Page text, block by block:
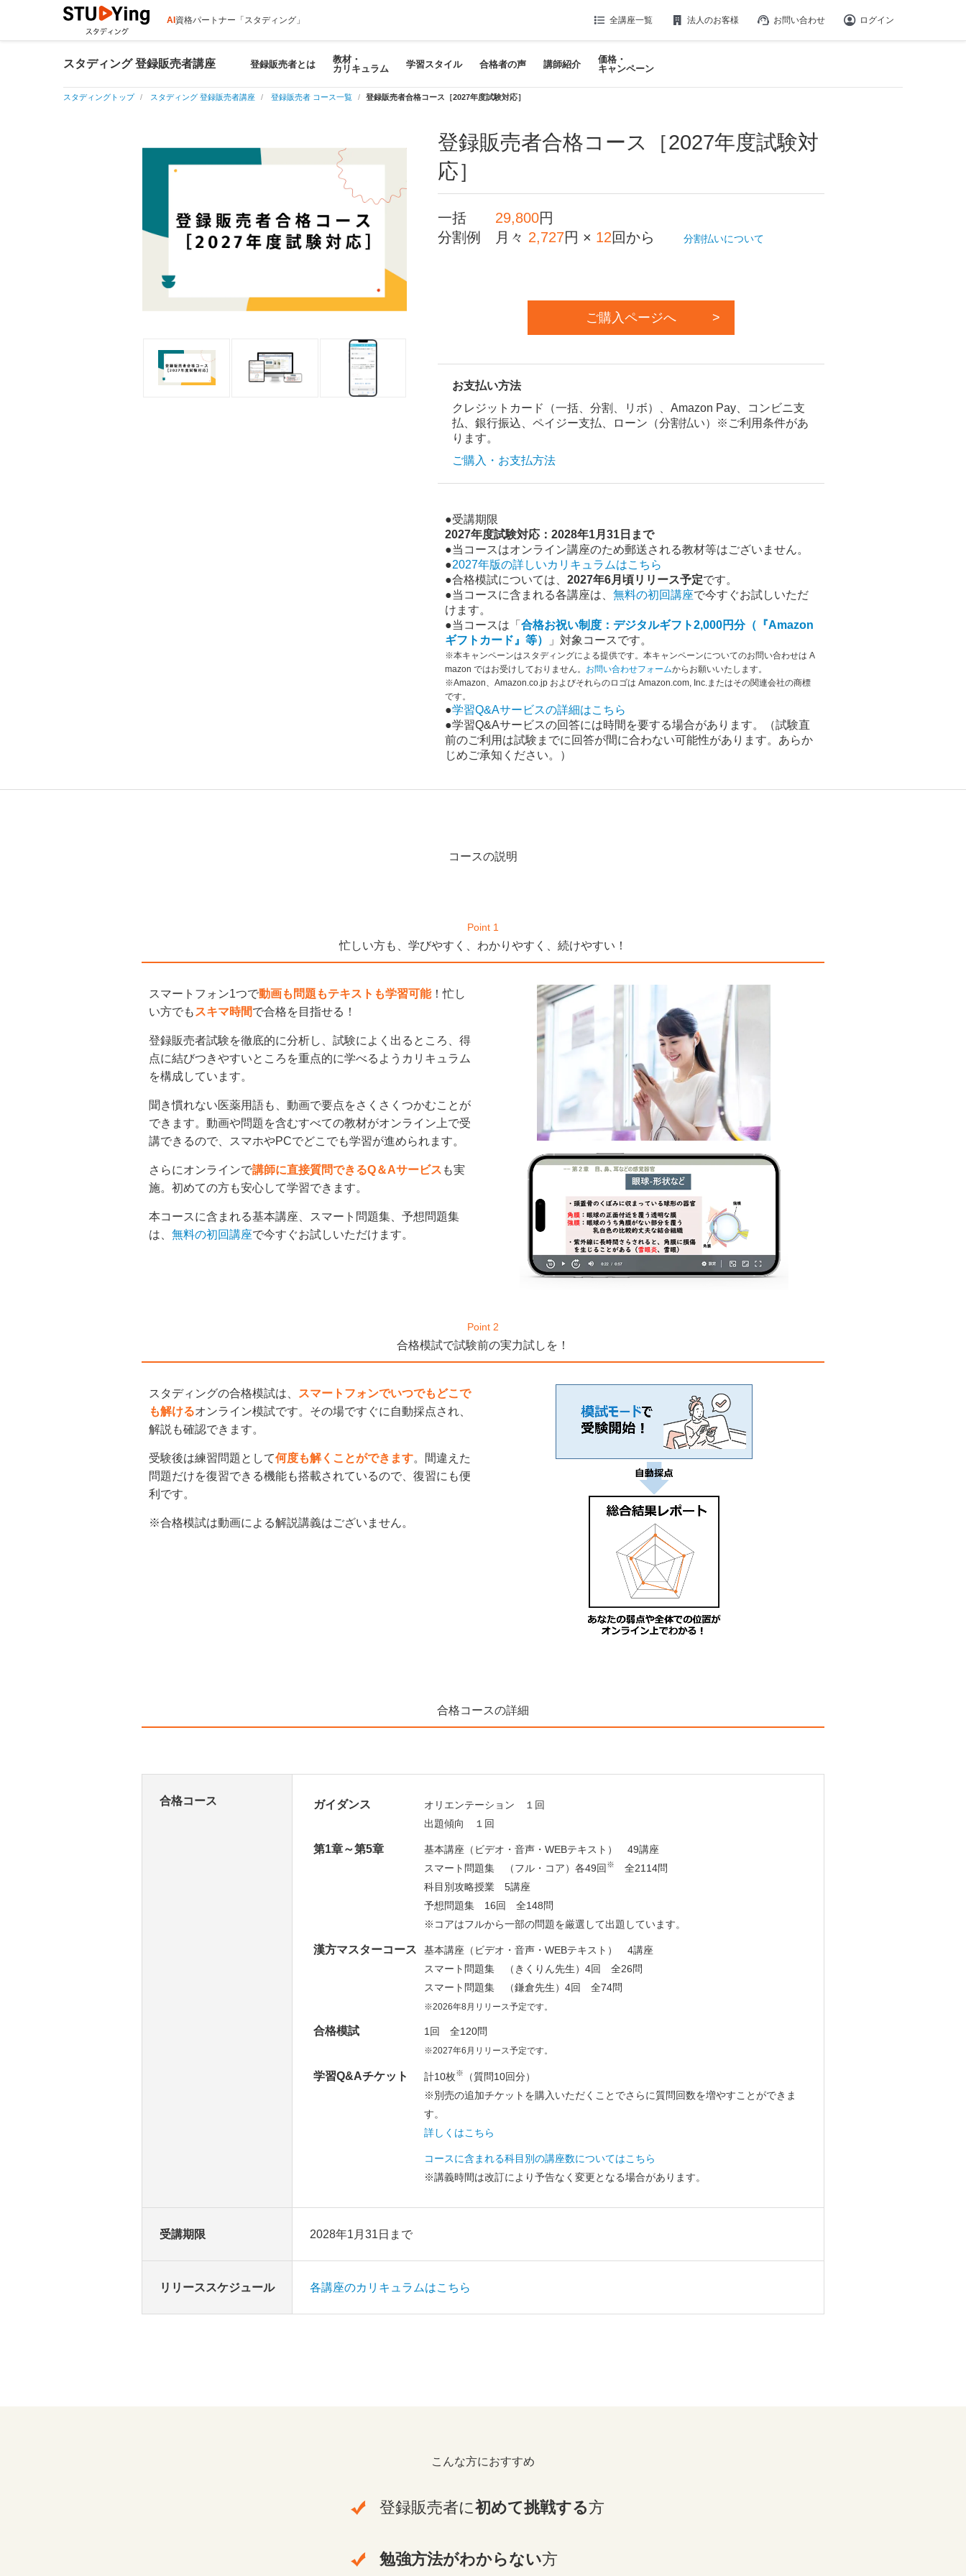
AI 資格パートナー「スタディング」 全講座一覧 法人のお客様 お問い合わせ ログイン
スタディング 登録販売者講座 登録販売者とは
教材・
カリキュラム
学習スタイル 合格者の声 講師紹介
価格・
キャンペーン
スタディングトップ スタディング 登録販売者講座 登録販売者 コース一覧 登録販売者合格コース［2027年度試験対応］
登録販売者合格コース［2027年度試験対
応］
一括 29,800円
分割例
月々 2,727円 × 12回から 分割払いについて
ご購入ページへ
お支払い方法
クレジットカード（一括、分割、リボ）、Amazon Pay、コンビニ支
払、銀行振込、ペイジー支払、ローン（分割払い）※ご利用条件があ
ります。
ご購入・お支払方法
●受講期限
2027年度試験対応：2028年1月31日まで
●当コースはオンライン講座のため郵送される教材等はございません。
●2027年版の詳しいカリキュラムはこちら
●合格模試については、 2027年6月頃リリース予定です。
●当コースに含まれる各講座は、 無料の初回講座で今すぐお試しいただ
けます。
●当コースは「 合格お祝い制度：デジタルギフト2,000円分（『Amazon
ギフトカード』等）
」対象コースです。
※本キャンペーンはスタディングによる提供です。本キャンペーンについてのお問い合わせは A
mazon ではお受けしておりません。 お問い合わせフォームからお願いいたします。
※Amazon、Amazon.co.jp およびそれらのロゴは Amazon.com, Inc.またはその関連会社の商標
です。
●学習Q&Aサービスの詳細はこちら
●学習Q&Aサービスの回答には時間を要する場合があります。（試験直
前のご利用は試験までに回答が間に合わない可能性があります。あらか
じめご承知ください。）
コースの説明
Point 1
忙しい方も、学びやすく、 わかりやすく、続けやすい！
スマートフォン1つで動画も問題もテキストも学習可能！忙し
い方でも スキマ時間で合格を目指せる！
登録販売者試験を徹底的に分析し、試験によく出るところ、得
点に結びつきやすいところを重点的に学べるようカリキュラム
を構成しています。
聞き慣れない医薬用語も、動画で要点をさくさくつかむことが
できます。動画や問題を含むすべての教材がオンライン上で受
講できるので、スマホやPCでどこでも学習が進められます。
さらにオンラインで講師に直接質問できるQ＆Aサービス も実
施。初めての方も安心して学習できます。
本コースに含まれる基本講座、スマート問題集、予想問題集
は、 無料の初回講座で今すぐお試しいただけます。
Point 2
合格模試で試験前の実力試しを！
スタディングの合格模試は、
スマートフォンでいつでもどこで
も解けるオンライン模試です。その場ですぐに自動採点され、
解説も確認できます。
受験後は練習問題として何度も解くことができます。間違えた
問題だけを復習できる機能も搭載されているので、復習にも便
利です。
※合格模試は動画による解説講義はございません。
合格コースの詳細
合格コース ガイダンス
オリエンテーション １回
出題傾向 １回
第1章～第5章
基本講座（ビデオ・音声・WEBテキスト） 49講座
スマート問題集 （フル・コア）各49回 ※
全2114問
科目別攻略授業 5講座
予想問題集 16回 全148問
※コアはフルから一部の問題を厳選して出題しています。
漢方マスターコース
基本講座（ビデオ・音声・WEBテキスト） 4講座
スマート問題集 （きくりん先生）4回 全26問
スマート問題集 （鎌倉先生）4回 全74問
※2026年8月リリース予定です。
合格模試 1回 全120問
※2027年6月リリース予定です。
学習Q&Aチケット 計10枚※
（質問10回分）
※別売の追加チケットを購入いただくことでさらに質問回数を増やすことができま
す。
詳しくはこちら
コースに含まれる科目別の講座数についてはこちら
※講義時間は改訂により予告なく変更となる場合があります。
受講期限 2028年1月31日まで
リリーススケジュール 各講座のカリキュラムはこちら
こんな方におすすめ
登録販売者に初めて挑戦する方
勉強方法がわからない方